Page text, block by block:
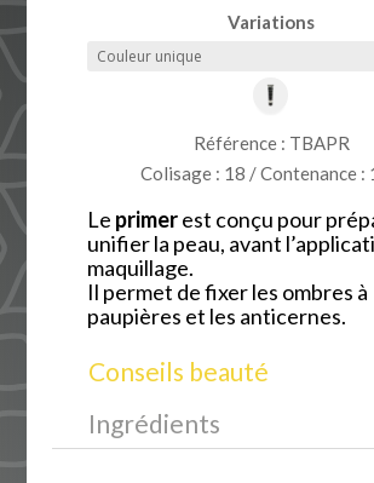
Variations
Référence : TBAPR
Colisage : 18 / Contenance :
Le primerest conçu pour
unifier la peau, avant
maquillage.
Il permet de fixer les ombres à
paupières et les anticernes.
Conseils beauté
Ingrédients